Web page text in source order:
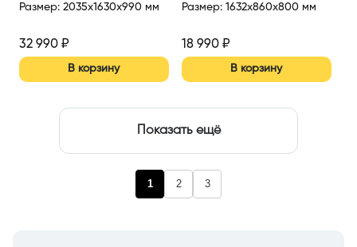
Размер: 2035x1630x990 мм
32 990 ₽
В корзину
Размер: 1632x860x800 мм
18 990₽
В корзину
Показать ещё
1 2 3